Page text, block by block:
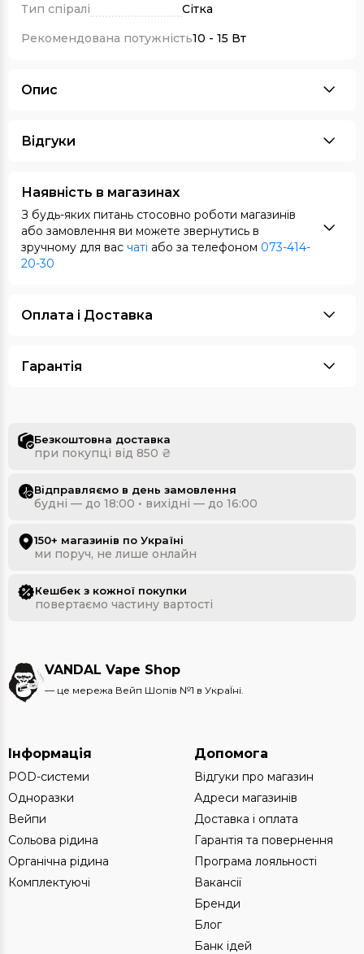
Тип спіралі
Сітка
Рекомендована потужність10 - 15 Вт
Опис
Відгуки
Наявність в магазинах
З будь-яких питань стосовно роботи магазинів
або замовлення ви можете звернутись в
зручному для вас чаті або за телефоном 073-414-
20-30
Оплата i Доставка
Гарантія
Безкоштовна доставка
при покупці від 850 ₴
Відправляємо в день замовлення
будні — до 18:00 • вихідні — до 16:00
150+ магазинів по Україні
ми поруч, не лише онлайн
Кешбек з кожної покупки
повертаємо частину вартості
VANDAL Vape Shop
— це мережа Вейп Шопів №1 в УкраЇні.
Інформація
POD-системи
Одноразки
Вейпи
Сольова рідина
Органічна рідина
Комплектуючі
Допомога
Відгуки про магазин
Адреси магазинів
Доставка і оплата
Гарантія та повернення
Програма лояльності
Вакансії
Бренди
Блог
Банк ідей